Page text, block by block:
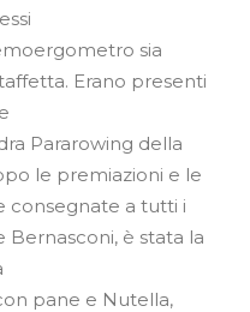
sia
Erano presenti
Pararowing della
le premiazioni e le
consegnate a tutti i
è stata la
pane e Nutella,